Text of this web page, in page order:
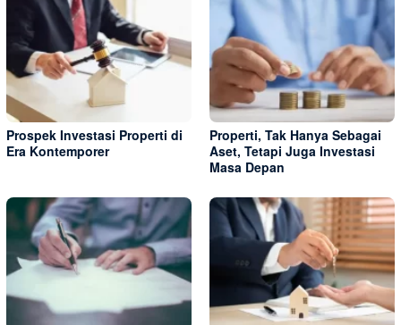
Prospek Investasi Properti di
Era Kontemporer
Properti, Tak Hanya Sebagai
Aset, Tetapi Juga Investasi
Masa Depan